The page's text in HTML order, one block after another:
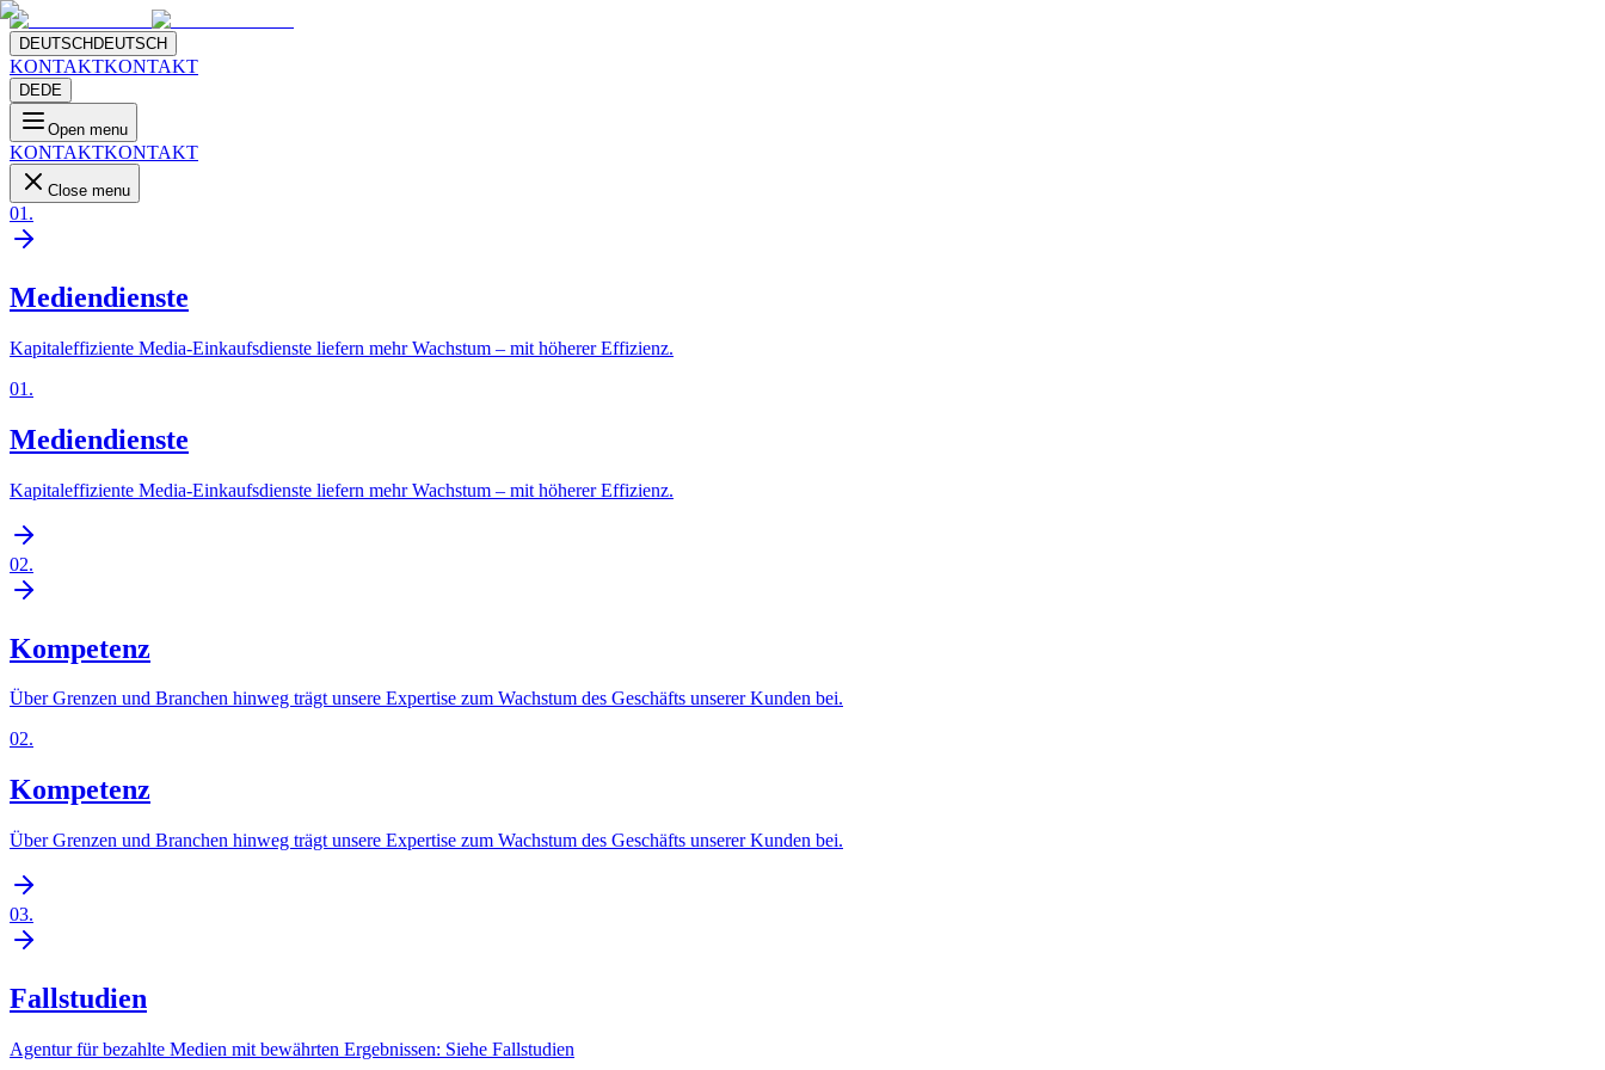
DEUTSCH DEUTSCH
KONTAKTKONTAKT
DEDE
Open menu
KONTAKTKONTAKT
Close menu
01 .
Mediendienste
Kapitaleffiziente Media-Einkaufsdienste liefern mehr Wachstum – mit höherer Effizienz.
01 .
Mediendienste
Kapitaleffiziente Media-Einkaufsdienste liefern mehr Wachstum – mit höherer Effizienz.
02.
Kompetenz
Über Grenzen und Branchen hinweg trägt unsere Expertise zum Wachstum des Geschäfts unserer Kunden bei.
02.
Kompetenz
Über Grenzen und Branchen hinweg trägt unsere Expertise zum Wachstum des Geschäfts unserer Kunden bei.
03.
Fallstudien
Agentur für bezahlte Medien mit bewährten Ergebnissen: Siehe Fallstudien